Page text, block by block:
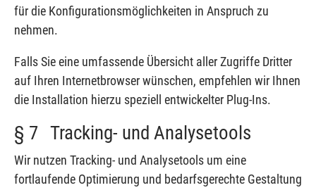
für die Konfigurationsmöglichkeiten in Anspruch zu
nehmen.
Falls Sie eine umfassende Übersicht aller Zugriffe Dritter
auf Ihren Internetbrowser wünschen, empfehlen wir Ihnen
die Installation hierzu speziell entwickelter Plug-Ins.
§ 7 Tracking- und Analysetools
Wir nutzen Tracking- und Analysetools um eine
fortlaufende Optimierung und bedarfsgerechte Gestaltung